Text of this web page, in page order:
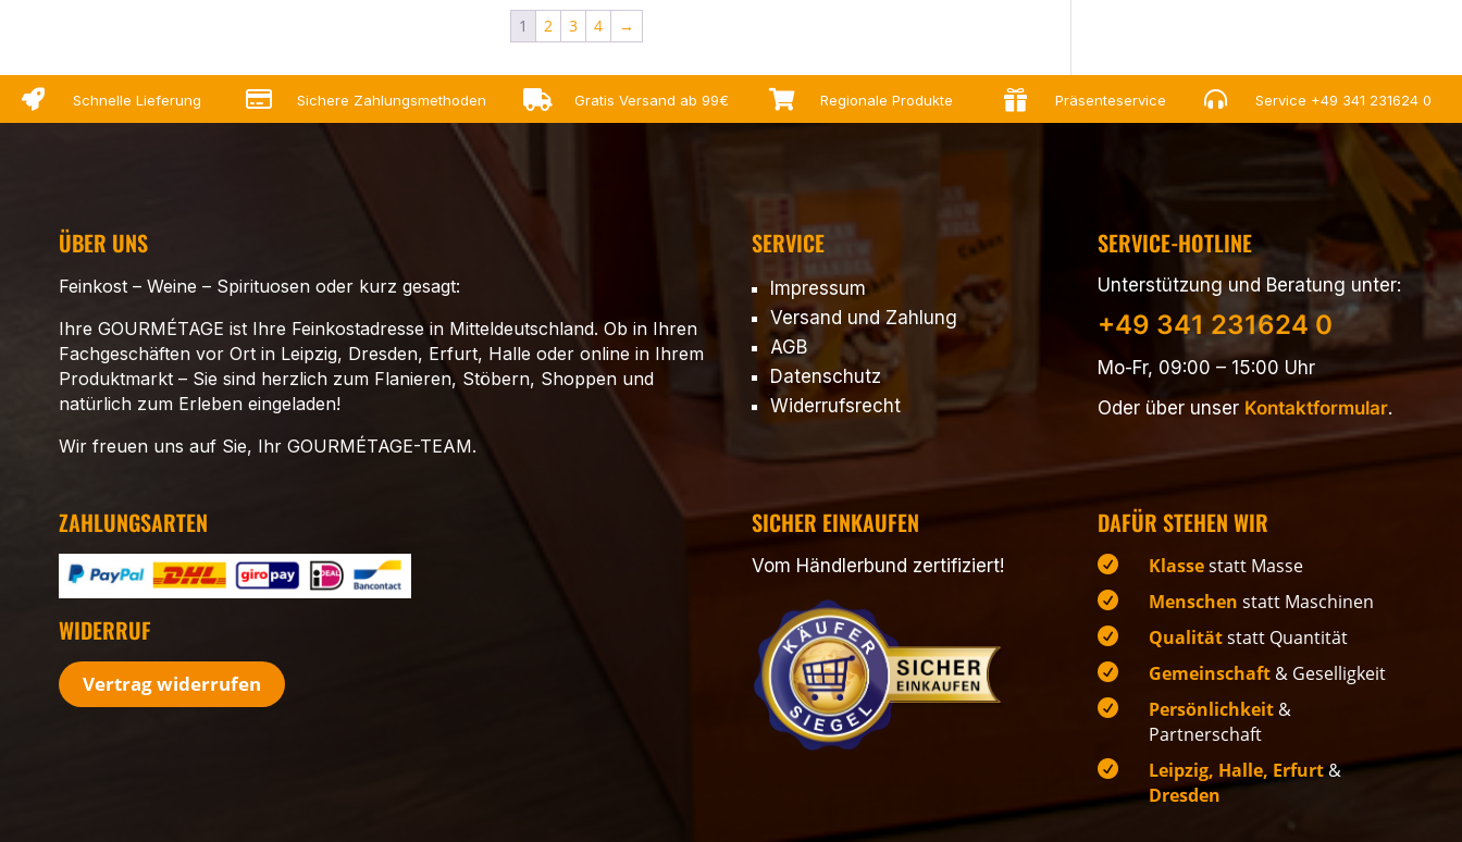
1 2 3 4 →
 Schnelle Lieferung  Sichere Zahlungsmethoden  Gratis Versand ab 99€  Regionale Produkte  Präsenteservice  Service +49 341 231624 0
ÜBER UNS
Feinkost – Weine – Spirituosen oder kurz gesagt:
Ihre GOURMÉTAGE ist Ihre Feinkostadresse in Mitteldeutschland. Ob in Ihren
Fachgeschäften vor Ort in Leipzig, Dresden, Erfurt, Halle oder online in Ihrem
Produktmarkt – Sie sind herzlich zum Flanieren, Stöbern, Shoppen und
natürlich zum Erleben eingeladen!
Wir freuen uns auf Sie, Ihr GOURMÉTAGE-TEAM.
SERVICE
Impressum
Versand und Zahlung
AGB
Datenschutz
Widerrufsrecht
SERVICE-HOTLINE
Unterstützung und Beratung unter:
+49 341 231624 0
Mo-Fr, 09:00 – 15:00 Uhr
Oder über unser Kontaktformular.
ZAHLUNGSARTEN
WIDERRUF
Vertrag widerrufen
SICHER EINKAUFEN
Vom Händlerbund zertifiziert!
DAFÜR STEHEN WIR
 Klassestatt Masse
 Menschen statt Maschinen
 Qualitätstatt Quantität
 Gemeinschaft & Geselligkeit
 Persönlichkeit &
Partnerschaft
 Leipzig, Halle, Erfurt&
Dresden